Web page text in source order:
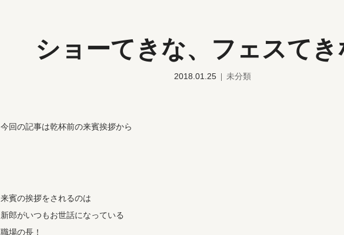
ショーてきな、フェスてき
2018.01.25 未分類
今回の記事は乾杯前の来賓挨拶から
来賓の挨拶をされるのは
新郎がいつもお世話になっている
職場の長！